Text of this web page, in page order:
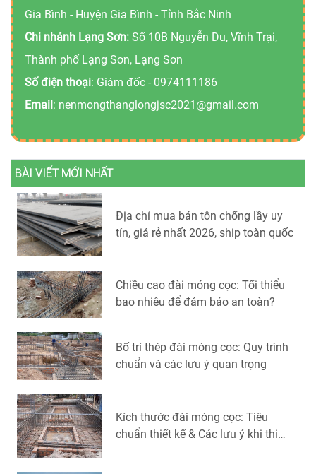
Gia Bình - Huyện Gia Bình - Tỉnh Bắc Ninh
Chi nhánh Lạng Sơn: Số 10B Nguyễn Du, Vĩnh Trại,
Thành phố Lạng Sơn, Lạng Sơn
Số điện thoại: Giám đốc - 0974111186
Email: nenmongthanglongjsc2021@gmail.com
BÀI VIẾT MỚI NHẤT
Địa chỉ mua bán tôn chống lầy uy
tín, giá rẻ nhất 2026, ship toàn quốc
Chiều cao đài móng cọc: Tối thiểu
bao nhiêu để đảm bảo an toàn?
Bố trí thép đài móng cọc: Quy trình
chuẩn và các lưu ý quan trọng
Kích thước đài móng cọc: Tiêu
chuẩn thiết kế & Các lưu ý khi thi